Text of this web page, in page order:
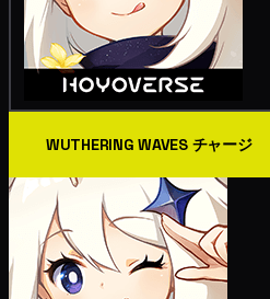
WUTHERING WAVES チャージ